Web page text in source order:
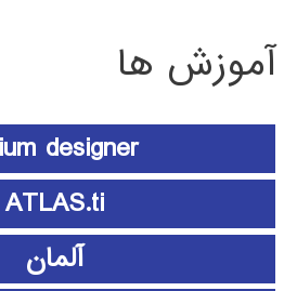
آموزش ها
designer
ATLAS.ti
آلمان